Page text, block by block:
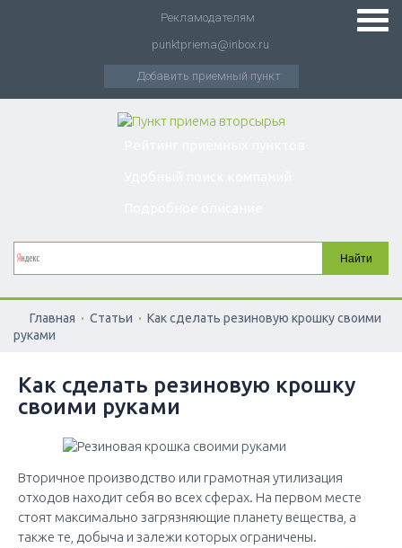
Рекламодателям
punktpriema@inbox.ru
Добавить приемный пункт
Главная . Статьи . Как сделать резиновую крошку своими
руками
Как сделать резиновую крошку
своими руками
Вторичное производство или грамотная утилизация
отходов находит себя во всех сферах. На первом месте
стоят максимально загрязняющие планету вещества, а
также те, добыча и залежи которых ограничены.